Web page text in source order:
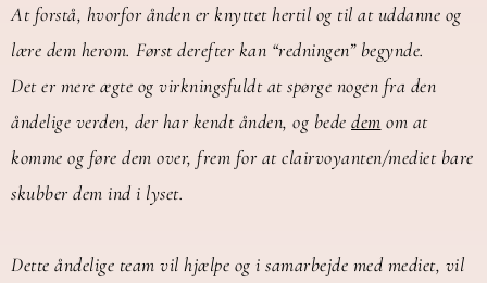
At forstå, hvorfor ånden er knyttet hertil og til at uddanne og
lære dem herom. Først derefter kan “redningen” begynde.
Det er mere ægte og virkningsfuldtat spørge nogen fra den
åndelige verden, der har kendtånden, og bede dem om at
komme og føre dem over, frem for at clairvoyanten/mediet bare
skubber dem ind i lyset.
Dette åndelige team vil hjælpe og i samarbejde med mediet, vil